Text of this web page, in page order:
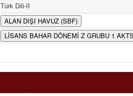
Türk Dili-II
ALAN DIŞI HAVUZ (SBF)
LİSANS BAHAR DÖNEMİ Z GRUBU 1